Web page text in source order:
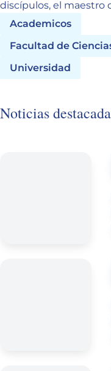
discípulos, el maestro
Academicos
Facultad de
Universidad
Noticias